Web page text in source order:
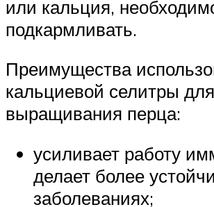
или кальция,
подкармливать.
Преимущества
кальциевой селитры для
выращивания перца:
усиливает работу
делает более
заболеваниях;